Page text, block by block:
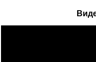
Видео о